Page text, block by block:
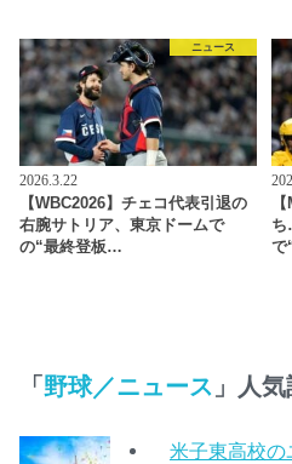
ニュース
2026.3.22
【WBC2026】チェコ代表引退の
右腕サトリア、東京ドームで
の“最終登板…
ち
で
「 野球／ニュース 」人
米子東高校の